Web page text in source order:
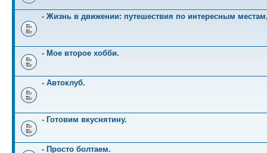
- Жизнь в движении: путешествия по интересным
- Мое второе хобби.
- Автоклуб.
- Готовим вкуснятину.
- Просто болтаем.